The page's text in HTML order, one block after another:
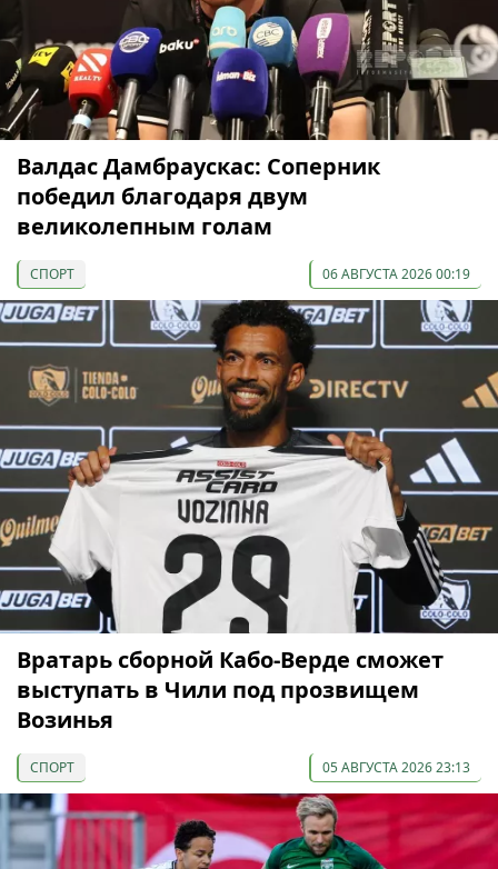
Валдас Дамбраускас: Соперник
победил благодаря двум
великолепным голам
СПОРТ 06 АВГУСТА 2026 00:19
Вратарь сборной Кабо-Верде сможет
выступать в Чили под прозвищем
Возинья
СПОРТ 05 АВГУСТА 2026 23:13